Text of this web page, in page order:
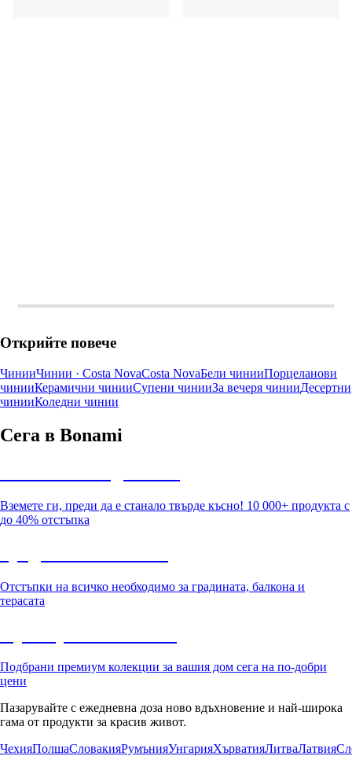
Открийте повече
ЧинииЧинии · Costa NovaCosta NovaБели чинииПорцеланови
чинииКерамични чинииСупени чинииЗа вечеря чинииДесертни
чинииКоледни чинии
Сега в Bonami
Вземете ги, преди да е станало твърде късно! 10 000+ продукта с
до 40% отстъпка
Отстъпки на всичко необходимо за градината, балкона и
терасата
Подбрани премиум колекции за вашия дом сега на по-добри
цени
Пазарувайте с ежедневна доза ново вдъхновение и най-широка
гама от продукти за красив живот.
ЧехияПолшаСловакияРумънияУнгарияХърватияЛитваЛатвия